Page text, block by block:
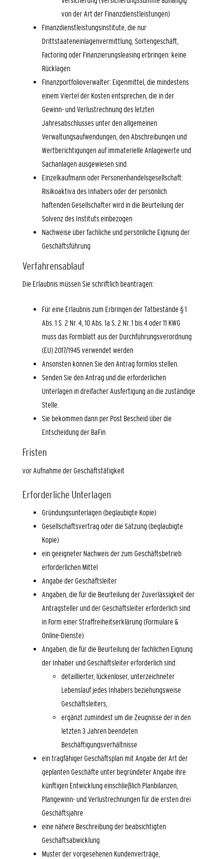
von der Art der Finanzdienstleistungen)
Finanzdienstleistungsinstitute, die nur
Drittstaateneinlagenvermittlung, Sortengeschäft,
Factoring oder Finanzierungsleasing erbringen: keine
Rücklagen.
Finanzportfolioverwalter: Eigenmittel, die mindestens
einem Viertel der Kosten entsprechen, die in der
Gewinn- und Verlustrechnung des letzten
Jahresabschlusses unter den allgemeinen
Verwaltungsaufwendungen, den Abschreibungen und
Wertberichtigungen auf immaterielle Anlagewerte und
Sachanlagen ausgewiesen sind.
Einzelkaufmann oder Personenhandelsgesellschaft:
Risikoaktiva des Inhabers oder der persönlich
haftenden Gesellschafter wird in die Beurteilung der
Solvenz des Instituts einbezogen
Nachweise über fachliche und persönliche Eignung der
Geschäftsführung
Verfahrensablauf
Die Erlaubnis müssen Sie schriftlich beantragen:
Für eine Erlaubnis zum Erbringen der Tatbestände § 1
Abs. 1 S. 2 Nr. 4, 10 Abs. 1a S. 2 Nr. 1 bis 4 oder 11 KWG
muss das Formblatt aus der Durchführungsverordnung
(EU) 2017/1945 verwendet werden
Ansonsten können Sie den Antrag formlos stellen.
Senden Sie den Antrag und die erforderlichen
Unterlagen in dreifacher Ausfertigung an die zuständige
Stelle.
Sie bekommen dann per Post Bescheid über die
Entscheidung der BaFin
Fristen
vor Aufnahme der Geschäftstätigkeit
Erforderliche Unterlagen
Gründungsunterlagen (beglaubigte Kopie)
Gesellschaftsvertrag oder die Satzung (beglaubigte
Kopie)
ein geeigneter Nachweis der zum Geschäftsbetrieb
erforderlichen Mittel
Angabe der Geschäftsleiter
Angaben, die für die Beurteilung der Zuverlässigkeit der
Antragsteller und der Geschäftsleiter erforderlich sind
in Form einer Straffreiheitserklärung (Formulare &
Online-Dienste)
Angaben, die für die Beurteilung der fachlichen Eignung
der Inhaber und Geschäftsleiter erforderlich sind:
detaillierter, lückenloser, unterzeichneter
Lebenslauf jedes Inhabers beziehungsweise
Geschäftsleiters,
ergänzt zumindest um die Zeugnisse der in den
letzten 3 Jahren beendeten
Beschäftigungsverhältnisse
ein tragfähiger Geschäftsplan mit Angabe der Art der
geplanten Geschäfte unter begründeter Angabe ihre
künftigen Entwicklung einschließlich Planbilanzen,
Plangewinn- und Verlustrechnungen für die ersten drei
Geschäftsjahre
eine nähere Beschreibung der beabsichtigten
Geschäftsabwicklung
Muster der vorgesehenen Kundenverträge,